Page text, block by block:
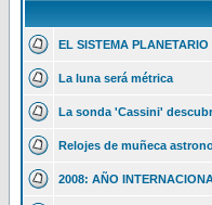
EL SISTEMA
La luna será métrica
La sonda 'Cassini'
Relojes de muñeca
2008: AÑO